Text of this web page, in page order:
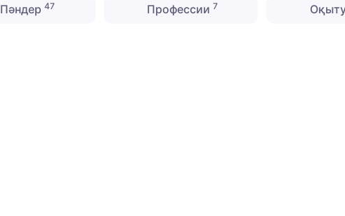
Пәндер47 Профессии 7